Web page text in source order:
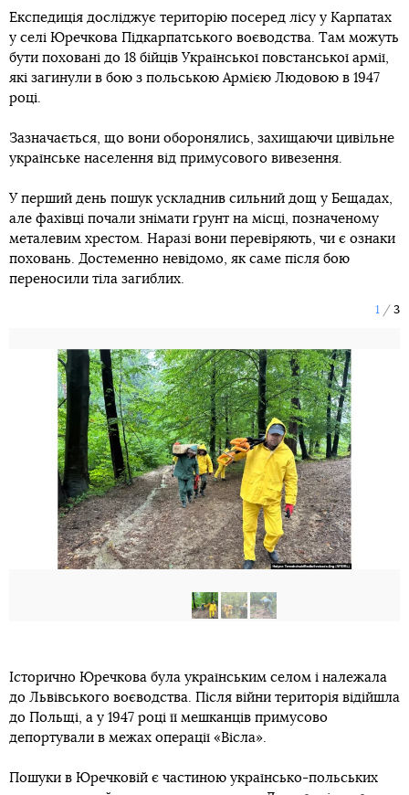
Експедиція досліджує територію посеред лісу у Карпатах
у селі Юречкова Підкарпатського воєводства. Там можуть
бути поховані до 18 бійців Української повстанської армії,
які загинули в бою з польською Армією Людовою в 1947
році.
Зазначається, що вони оборонялись, захищаючи цивільне
українське населення від примусового вивезення.
У перший день пошук ускладнив сильний дощ у Бещадах,
але фахівці почали знімати ґрунт на місці, позначеному
металевим хрестом. Наразі вони перевіряють, чи є ознаки
поховань. Достеменно невідомо, як саме після бою
переносили тіла загиблих.
1 3
Історично Юречкова була українським селом і належала
до Львівського воєводства. Після війни територія відійшла
до Польщі, а у 1947 році її мешканців примусово
депортували в межах операції «Вісла».
Пошуки в Юречковій є частиною українсько-польських